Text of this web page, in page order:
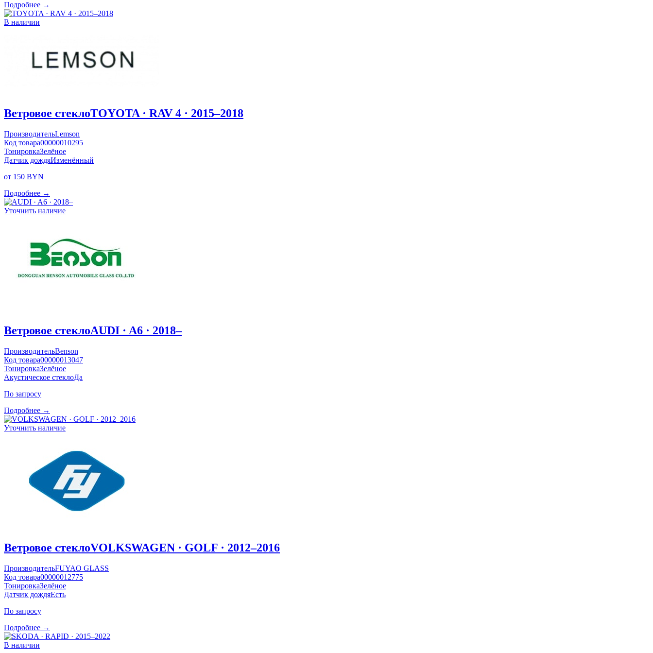
Подробнее →
В наличии
Ветровое стеклоTOYOTA · RAV 4 · 2015–2018
ПроизводительLemson
Код товара00000010295
ТонировкаЗелёное
Датчик дождяИзменённый
от 150 BYN
Подробнее →
Уточнить наличие
Ветровое стеклоAUDI · A6 · 2018–
ПроизводительBenson
Код товара00000013047
ТонировкаЗелёное
Акустическое стеклоДа
По запросу
Подробнее →
Уточнить наличие
Ветровое стеклоVOLKSWAGEN · GOLF · 2012–2016
ПроизводительFUYAO GLASS
Код товара00000012775
ТонировкаЗелёное
Датчик дождяЕсть
По запросу
Подробнее →
В наличии